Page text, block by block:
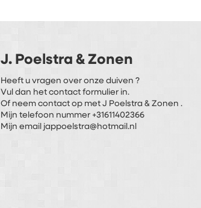
J. Poelstra & Zonen
Heeft u vragen over onze duiven ?
Vul dan het contact formulier in.
Of neem contact op met J Poelstra & Zonen .
Mijn telefoon nummer +31611402366
Mijn email jappoelstra@hotmail.nl